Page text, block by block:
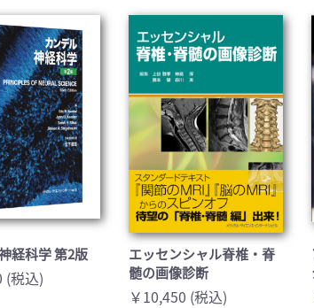
床医学:内科系(407) 臨床医学:外科系
科学(25) 看護学(21)
学(0)
学一般(91) マルチメディア(0)
経科学 第2版
(税込)
エッセンシャル脊椎・脊
髄の画像診断
￥10,450 (税込)